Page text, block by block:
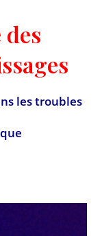
des
les troubles